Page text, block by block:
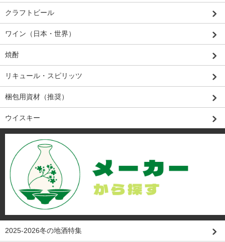
クラフトビール
ワイン（日本・世界）
焼酎
リキュール・スピリッツ
梱包用資材（推奨）
ウイスキー
2025-2026冬の地酒特集